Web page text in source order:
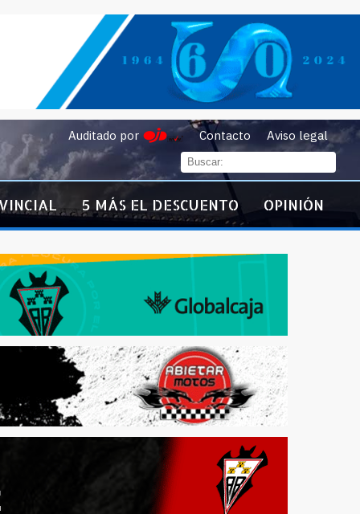
Auditado por Contacto Aviso legal
5 MÁS EL DESCUENTO OPINIÓN